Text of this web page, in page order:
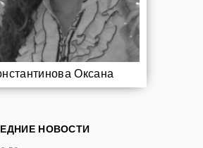
Оксана
НОВОСТИ